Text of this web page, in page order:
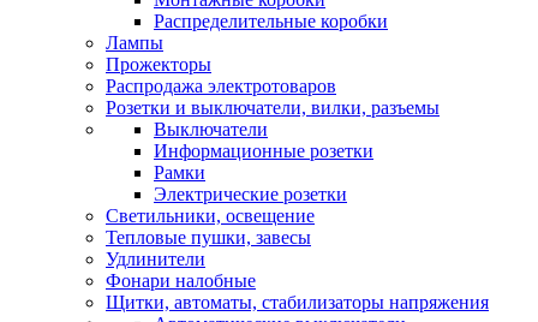
Распределительные коробки
Лампы
Прожекторы
Распродажа электротоваров
Розетки и выключатели, вилки, разъемы
Выключатели
Информационные розетки
Рамки
Электрические розетки
Светильники, освещение
Тепловые пушки, завесы
Удлинители
Фонари налобные
Щитки, автоматы, стабилизаторы напряжения